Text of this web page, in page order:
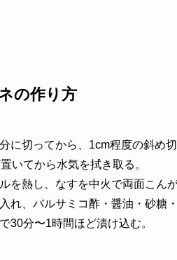
の作り方
に切ってから、1cm程度の斜め切
いてから水気を拭き取る。
を熱し、なすを中火で両面こんが
れ、バルサミコ酢・醤油・砂糖
30分〜1時間ほど漬け込む。